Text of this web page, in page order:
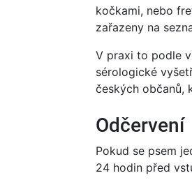
kočkami, nebo
zařazeny na
V praxi to podle
sérologické
českých občanů,
Odčervení
Pokud se psem
24 hodin před